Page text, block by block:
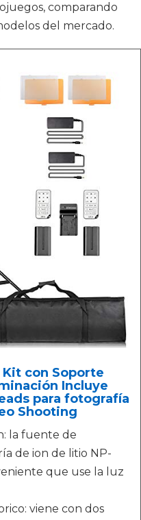
comparando
del mercado.
Kit con Soporte
Incluye
para fotografía
Shooting
la fuente de
de ion de litio NP-
que use la luz
viene con dos